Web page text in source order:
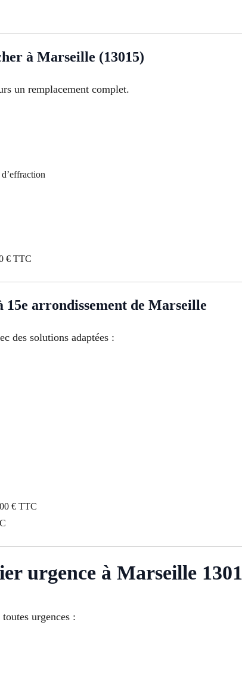
à Marseille (13015)
un remplacement complet.
€ TTC
arrondissement de Marseille
des solutions adaptées :
€ TTC
urgence à Marseille
urgences :